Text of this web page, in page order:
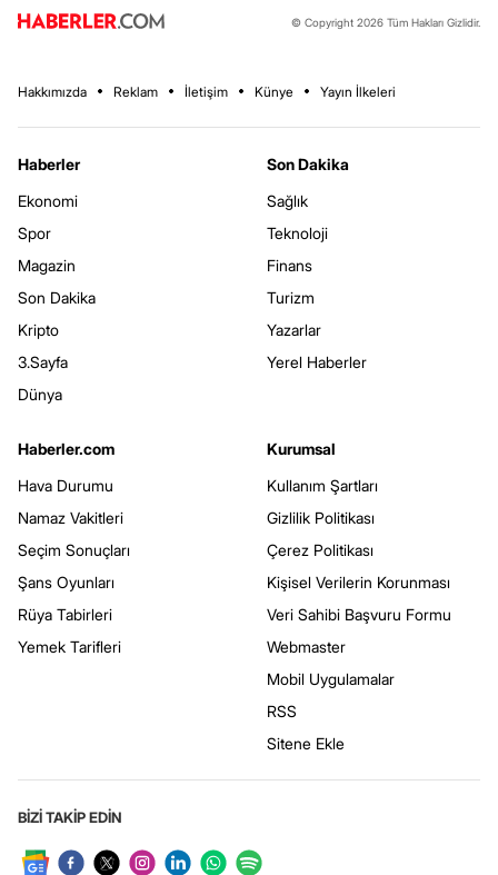
© Copyright 2026 Tüm Hakları Gizlidir.
Hakkımızda Reklam İletişim Künye Yayın İlkeleri
Haberler
Ekonomi
Spor
Magazin
Son Dakika
Kripto
3.Sayfa
Dünya
Son Dakika
Sağlık
Teknoloji
Finans
Turizm
Yazarlar
Yerel Haberler
Haberler.com
Hava Durumu
Namaz Vakitleri
Seçim Sonuçları
Şans Oyunları
Rüya Tabirleri
Yemek Tarifleri
Kurumsal
Kullanım Şartları
Gizlilik Politikası
Çerez Politikası
Kişisel Verilerin Korunması
Veri Sahibi Başvuru Formu
Webmaster
Mobil Uygulamalar
RSS
Sitene Ekle
BİZİ TAKİP EDİN